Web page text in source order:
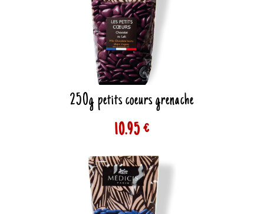
250g petits coeurs grenache
10.95 €